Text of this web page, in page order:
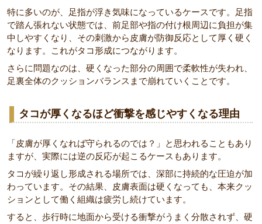
特に多いのが、足指が浮き気味になっているケースです。足指
で踏ん張れない状態では、前足部や指の付け根周辺に負担が集
中しやすくなり、その刺激から皮膚が防御反応として厚く硬く
なります。これがタコ形成につながります。
さらに問題なのは、硬くなった部分の周囲で柔軟性が失われ、
足裏全体のクッションバランスまで崩れていくことです。
タコが厚くなるほど衝撃を感じやすくなる理由
「皮膚が厚くなれば守られるのでは？」と思われることもあり
ますが、実際には逆の反応が起こるケースもあります。
タコが繰り返し形成される場所では、深部に持続的な圧迫が加
わっています。その結果、皮膚表面は硬くなっても、本来クッ
ションとして働く組織は疲労し続けています。
すると、歩行時に地面から受ける衝撃がうまく分散されず、硬